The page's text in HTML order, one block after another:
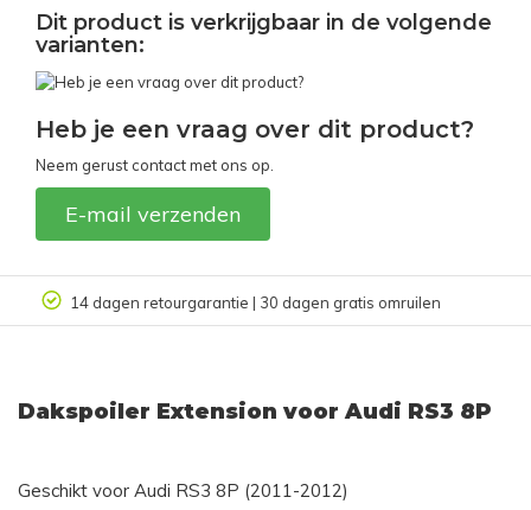
Dit product is verkrijgbaar in de volgende
varianten:
Heb je een vraag over dit product?
Neem gerust contact met ons op.
E-mail verzenden
Klantbeoordeling 9.4/10
Dakspoiler Extension voor Audi RS3 8P
Geschikt voor Audi RS3 8P (2011-2012)